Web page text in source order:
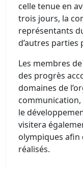
celle tenue en
trois jours, la
représentants
d’autres parties
Les membres
des progrès
domaines de
le
visitera
olympiques afin
réalisés.